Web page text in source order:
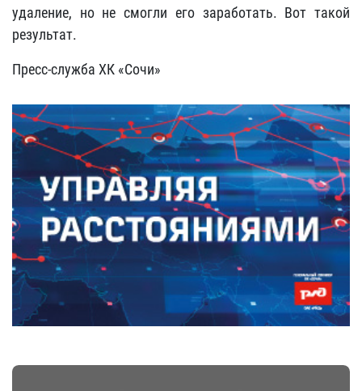
удаление, но не смогли его заработать. Вот такой
результат.
Пресс-служба ХК «Сочи»